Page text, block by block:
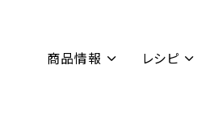
商品情報 レシピ